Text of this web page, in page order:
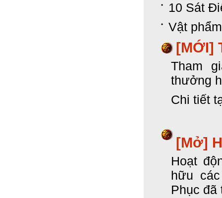
10 Sát
Vật
[MỚI]
Tham
thưởng
Chi tiết
[Mở]
Hoạt
hữu
Phục đã